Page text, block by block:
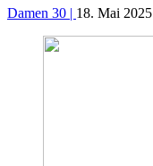
Damen 30 | 18. Mai 2025